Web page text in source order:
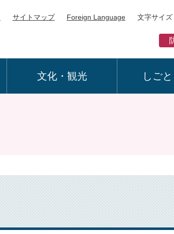
サイトマップ Foreign Language 文字サイズ
文化・観光 しご